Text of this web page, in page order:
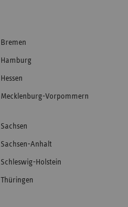
Bremen
Hamburg
Hessen
Mecklenburg-Vorpommern
Sachsen
Sachsen-Anhalt
Schleswig-Holstein
Thüringen